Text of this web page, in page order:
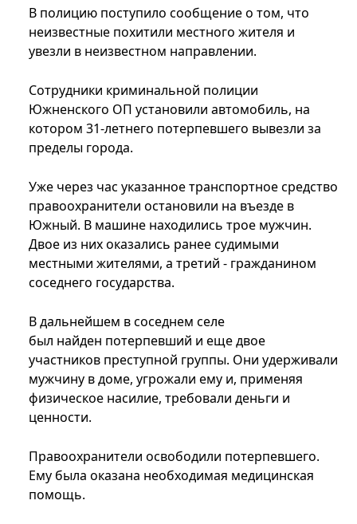
В полицию поступило сообщение о том, что
неизвестные похитили местного жителя и
увезли в неизвестном направлении.
Сотрудники криминальной полиции
Южненского ОП установили автомобиль, на
котором 31-летнего потерпевшего вывезли за
пределы города.
Уже через час указанное транспортное средство
правоохранители остановили на въезде в
Южный. В машине находились трое мужчин.
Двое из них оказались ранее судимыми
местными жителями, а третий - гражданином
соседнего государства.
В дальнейшем в соседнем селе
был найден потерпевший и еще двое
участников преступной группы. Они удерживали
мужчину в доме, угрожали ему и, применяя
физическое насилие, требовали деньги и
ценности.
Правоохранители освободили потерпевшего.
Ему была оказана необходимая медицинская
помощь.